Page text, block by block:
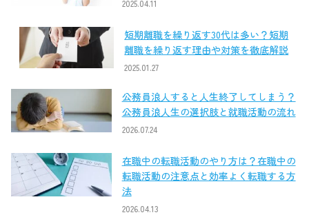
2025.04.11
短期離職を繰り返す30代は多い？短期
離職を繰り返す理由や対策を徹底解説
2025.01.27
公務員浪人すると人生終了してしまう？
公務員浪人生の選択肢と就職活動の流れ
2026.07.24
在職中の転職活動のやり方は？在職中の
転職活動の注意点と効率よく転職する方
法
2026.04.13